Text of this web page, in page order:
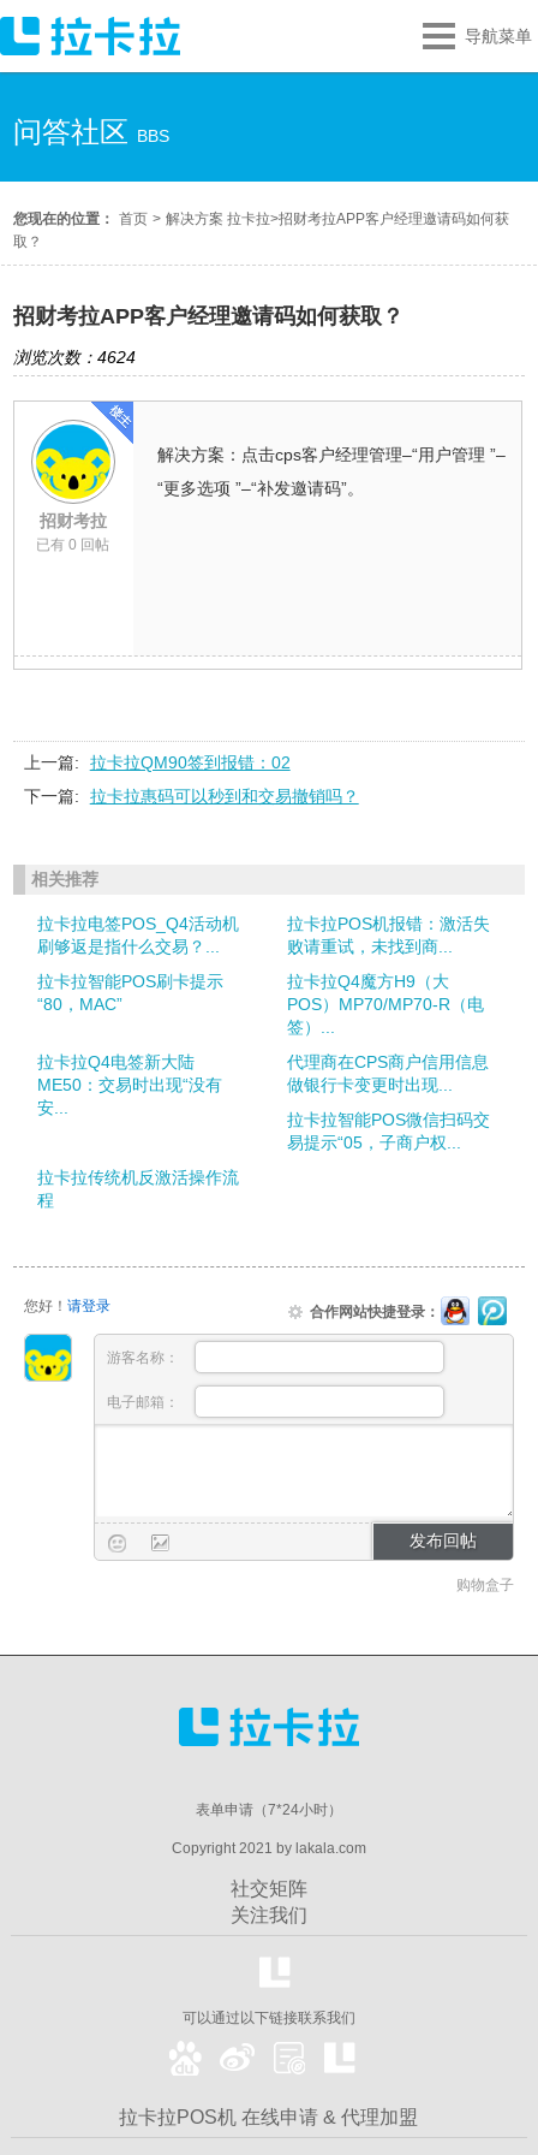
导航菜单
问答社区 BBS
您现在的位置： 首页 > 解决方案 拉卡拉>招财考拉APP客户经理邀请码如何获
取？
招财考拉APP客户经理邀请码如何获取？
浏览次数：4624
招财考拉
已有 0 回帖
解决方案：点击cps客户经理管理–“用户管理 ”–
“更多选项 ”–“补发邀请码”。
上一篇:
拉卡拉QM90签到报错：02
下一篇:
拉卡拉惠码可以秒到和交易撤销吗？
相关推荐
拉卡拉电签POS_Q4活动机
刷够返是指什么交易？...
拉卡拉POS机报错：激活失
败请重试，未找到商...
拉卡拉智能POS刷卡提示
“80，MAC”
拉卡拉Q4魔方H9（大
POS）MP70/MP70-R（电
签）...
拉卡拉Q4电签新大陆
ME50：交易时出现“没有
安...
代理商在CPS商户信用信息
做银行卡变更时出现...
拉卡拉智能POS微信扫码交
易提示“05，子商户权...
拉卡拉传统机反激活操作流
程
您好！ 请登录 合作网站快捷登录：
游客名称：
电子邮箱：
购物盒子
表单申请（7*24小时）
Copyright 2021 by lakala.com
社交矩阵
关注我们
可以通过以下链接联系我们
拉卡拉POS机 在线申请 & 代理加盟